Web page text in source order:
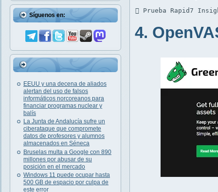
Síguenos en:
EEUU y una decena de aliados
alertan del uso de falsos
informáticos norcoreanos para
financiar programas nuclear y
balís
La Junta de Andalucía sufre un
ciberataque que compromete
datos de profesores y alumnos
almacenados en Séneca
Bruselas multa a Google con 890
millones por abusar de su
posición en el mercado
Windows 11 puede ocupar hasta
500 GB de espacio por culpa de
este error
 Prueba Rapid7
4.